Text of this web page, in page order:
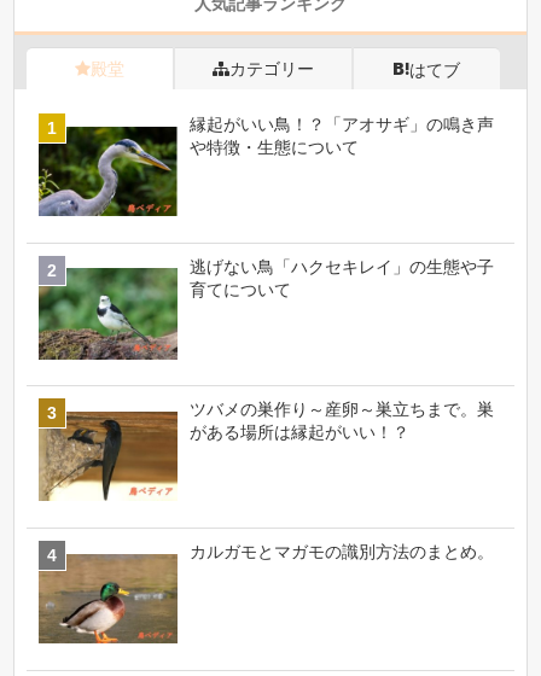
殿堂 カテゴリー はてブ
縁起がいい鳥！？「アオサギ」の鳴き声
や特徴・生態について
逃げない鳥「ハクセキレイ」の生態や子
育てについて
ツバメの巣作り～産卵～巣立ちまで。巣
がある場所は縁起がいい！？
カルガモとマガモの識別方法のまとめ。